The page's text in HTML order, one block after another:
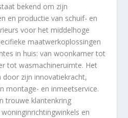
bekend om zijn
en productie van schuif- en
voor het middelhoge
maatwerkoplossingen
in huis: van woonkamer tot
tot wasmachineruimte. Het
door zijn innovatiekracht,
montage- en inmeetservice.
trouwe klantenkring
en